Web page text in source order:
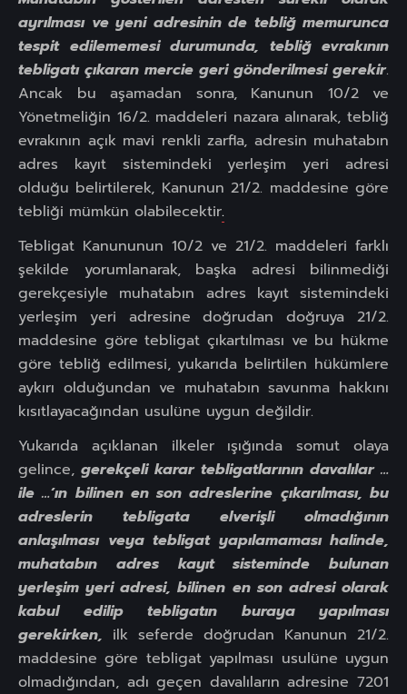
ayrılması ve yeni adresinin de tebliğ memurunca
tespit edilememesi durumunda, tebliğ evrakının
tebligatı çıkaran mercie geri gönderilmesi gerekir.
Ancak bu aşamadan sonra, Kanunun 10/2 ve
Yönetmeliğin 16/2. maddeleri nazara alınarak, tebliğ
evrakının açık mavi renkli zarfla, adresin muhatabın
adres kayıt sistemindeki yerleşim yeri adresi
olduğu belirtilerek, Kanunun 21/2. maddesine göre
tebliği mümkün olabilecektir.
Tebligat Kanununun 10/2 ve 21/2. maddeleri farklı
şekilde yorumlanarak, başka adresi bilinmediği
gerekçesiyle muhatabın adres kayıt sistemindeki
yerleşim yeri adresine doğrudan doğruya 21/2.
maddesine göre tebligat çıkartılması ve bu hükme
göre tebliğ edilmesi, yukarıda belirtilen hükümlere
aykırı olduğundan ve muhatabın savunma hakkını
kısıtlayacağından usulüne uygun değildir.
Yukarıda açıklanan ilkeler ışığında somut olaya
gelince, gerekçeli karar tebligatlarının davalılar …
ile …’ın bilinen en son adreslerine çıkarılması, bu
adreslerin tebligata elverişli olmadığının
anlaşılması veya tebligat yapılamaması halinde,
muhatabın adres kayıt sisteminde bulunan
yerleşim yeri adresi, bilinen en son adresi olarak
kabul edilip tebligatın buraya yapılması
gerekirken, ilk seferde doğrudan Kanunun 21/2.
maddesine göre tebligat yapılması usulüne uygun
olmadığından, adı geçen davalıların adresine 7201